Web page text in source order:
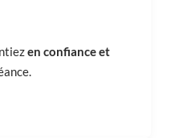
en confiance et